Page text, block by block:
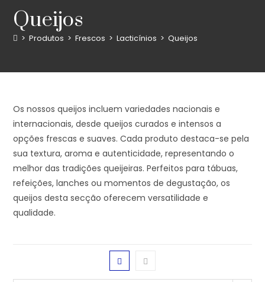
Queijos
> Produtos > Frescos > Lacticínios > Queijos
Os nossos queijos incluem variedades nacionais e
internacionais, desde queijos curados e intensos a
opções frescas e suaves. Cada produto destaca-se pela
sua textura, aroma e autenticidade, representando o
melhor das tradições queijeiras. Perfeitos para tábuas,
refeições, lanches ou momentos de degustação, os
queijos desta secção oferecem versatilidade e
qualidade.